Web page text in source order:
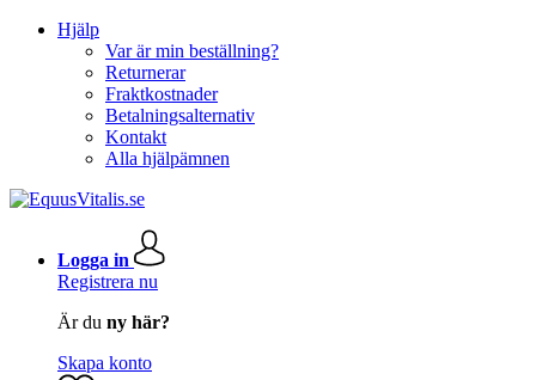
Hjälp
Var är min beställning?
Returnerar
Fraktkostnader
Betalningsalternativ
Kontakt
Alla hjälpämnen
Logga in
Registrera nu
Är du ny här?
Skapa konto